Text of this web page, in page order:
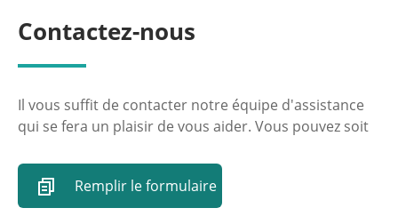
Contactez-nous
Il vous suffit de contacter notre équipe d'assistance
qui se fera un plaisir de vous aider. Vous pouvez soit
Remplir le formulaire